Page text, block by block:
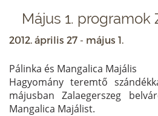
Május 1. programok
2012. április 27 - május 1.
Pálinka és Mangalica Majális
Hagyomány teremtő
májusban Zalaegerszeg
Mangalica Majálist.